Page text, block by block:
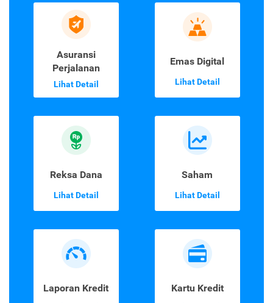
Asuransi
Perjalanan
Lihat Detail
Emas Digital
Lihat Detail
Reksa Dana
Lihat Detail
Saham
Lihat Detail
Laporan Kredit Kartu Kredit